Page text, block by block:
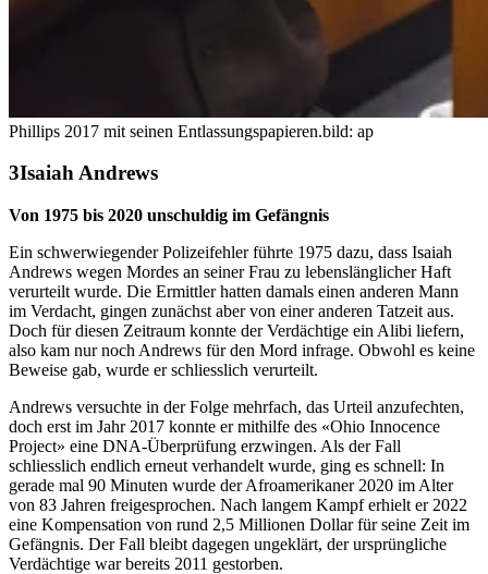
Phillips 2017 mit seinen Entlassungspapieren.bild: ap
Isaiah Andrews
Von 1975 bis 2020 unschuldig im Gefängnis
Ein schwerwiegender Polizeifehler führte 1975 dazu, dass Isaiah
Andrews wegen Mordes an seiner Frau zu lebenslänglicher Haft
verurteilt wurde. Die Ermittler hatten damals einen anderen Mann
im Verdacht, gingen zunächst aber von einer anderen Tatzeit aus.
Doch für diesen Zeitraum konnte der Verdächtige ein Alibi liefern,
also kam nur noch Andrews für den Mord infrage. Obwohl es keine
Beweise gab, wurde er schliesslich verurteilt.
Andrews versuchte in der Folge mehrfach, das Urteil anzufechten,
doch erst im Jahr 2017 konnte er mithilfe des «Ohio Innocence
Project» eine DNA-Überprüfung erzwingen. Als der Fall
schliesslich endlich erneut verhandelt wurde, ging es schnell: In
gerade mal 90 Minuten wurde der Afroamerikaner 2020 im Alter
von 83 Jahren freigesprochen. Nach langem Kampf erhielt er 2022
eine Kompensation von rund 2,5 Millionen Dollar für seine Zeit im
Gefängnis. Der Fall bleibt dagegen ungeklärt, der ursprüngliche
Verdächtige war bereits 2011 gestorben.